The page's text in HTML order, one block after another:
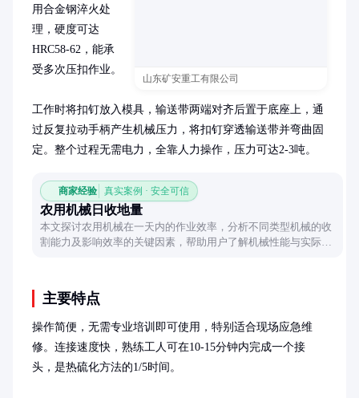
山东矿安重工有限公司
用合金钢淬火处
理，硬度可达
HRC58-62，能承
受多次压扣作业。
工作时将扣钉放入模具，输送带两端对齐后置于底座上，通
过反复拉动手柄产生机械压力，将扣钉穿透输送带并弯曲固
定。整个过程无需电力，全靠人力操作，压力可达2-3吨。
商家经验 真实案例 · 安全可信
农用机械日收地量
本文探讨农用机械在一天内的作业效率，分析不同类型机械的收
割能力及影响效率的关键因素，帮助用户了解机械性能与实际作
主要特点
操作简便，无需专业培训即可使用，特别适合现场应急维
修。连接速度快，熟练工人可在10-15分钟内完成一个接
头，是热硫化方法的1/5时间。